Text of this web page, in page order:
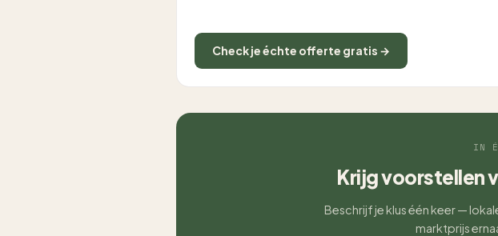
Check je échte offerte gratis →
IN
Krijg voorstellen
Beschrijf je klus één keer —
marktprijs